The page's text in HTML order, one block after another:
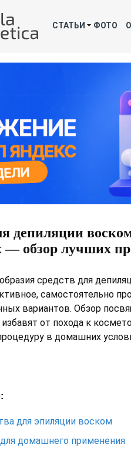
СТАТЬИ ФОТО
депиляции
— обзор лучших
средств для
самостоятельно
вариантов. Обзор
от похода к
в домашних
для эпиляции воском
домашнего применения